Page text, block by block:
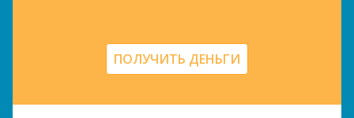
ПОЛУЧИТЬ ДЕНЬГИ